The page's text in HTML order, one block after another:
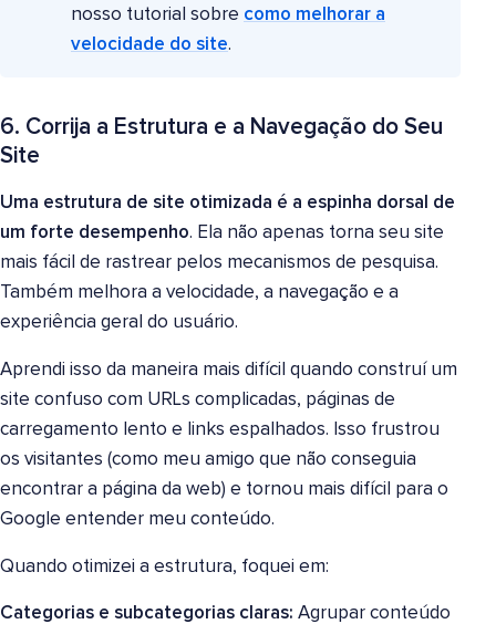
nosso tutorial sobre como melhorar a
velocidade do site.
6. Corrija a Estrutura e a Navegação do Seu
Site
Uma estrutura de site otimizada é a espinha dorsal de
um forte desempenho. Ela não apenas torna seu site
mais fácil de rastrear pelos mecanismos de pesquisa.
Também melhora a velocidade, a navegação e a
experiência geral do usuário.
Aprendi isso da maneira mais difícil quando construí um
site confuso com URLs complicadas, páginas de
carregamento lento e links espalhados. Isso frustrou
os visitantes (como meu amigo que não conseguia
encontrar a página da web) e tornou mais difícil para o
Google entender meu conteúdo.
Quando otimizei a estrutura, foquei em:
Categorias e subcategorias claras: Agrupar conteúdo